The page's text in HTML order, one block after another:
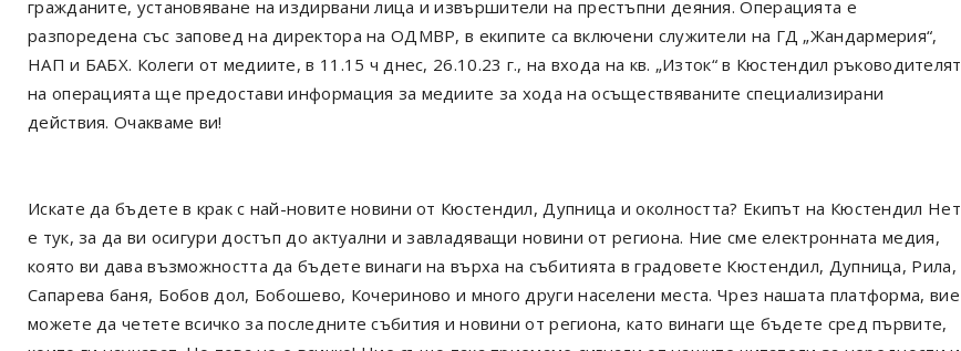
гражданите, установяване на издирвани лица и извършители на престъпни деяния. Операцията е
разпоредена със заповед на директора на ОДМВР, в екипите са включени служители на ГД „Жандармерия“,
НАП и БАБХ. Колеги от медиите, в 11.15 ч днес, 26.10.23 г., на входа на кв. „Изток“ в Кюстендил ръководителят
на операцията ще предостави информация за медиите за хода на осъществяваните специализирани
действия. Очакваме ви!
Искате да бъдете в крак с най-новите новини от Кюстендил, Дупница и околността? Екипът на Кюстендил Нет
е тук, за да ви осигури достъп до актуални и завладяващи новини от региона. Ние сме електронната медия,
която ви дава възможността да бъдете винаги на върха на събитията в градовете Кюстендил, Дупница, Рила,
Сапарева баня, Бобов дол, Бобошево, Кочериново и много други населени места. Чрез нашата платформа, вие
можете да четете всичко за последните събития и новини от региона, като винаги ще бъдете сред първите,